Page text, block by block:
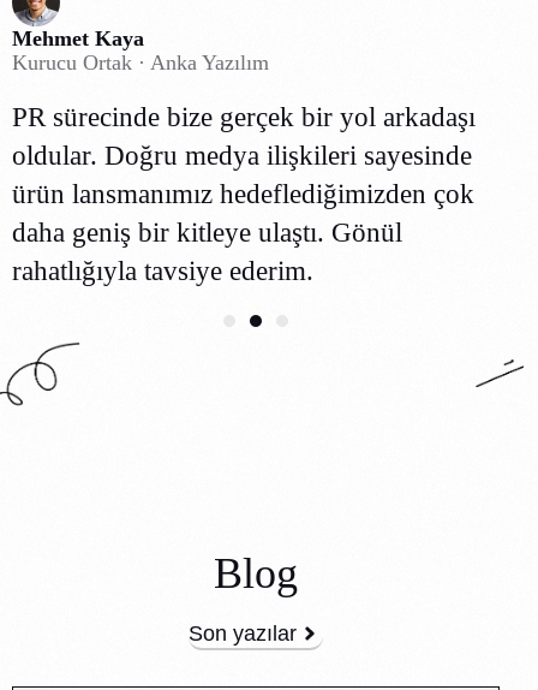
Mehmet Kaya
Kurucu Ortak · Anka Yazılım
PR sürecinde bize gerçek bir yol arkadaşı
oldular. Doğru medya ilişkileri sayesinde
ürün lansmanımız hedeflediğimizden çok
daha geniş bir kitleye ulaştı. Gönül
rahatlığıyla tavsiye ederim.
Blog
Son yazılar